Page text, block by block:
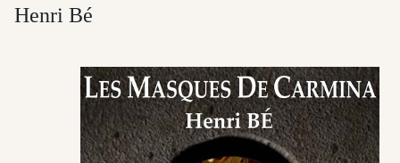
Henri Bé